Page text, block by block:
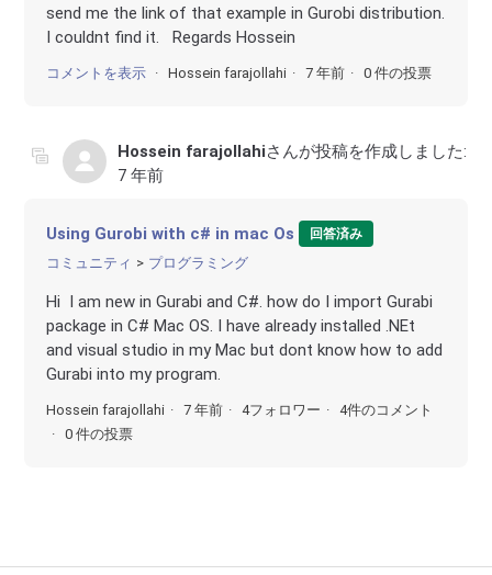
send me the link of that example in Gurobi distribution.
I couldnt find it. Regards Hossein
コメントを表示 Hossein farajollahi 7 年前 0 件の投票
Hossein farajollahiさんが投稿を作成しました:
7 年前
Using Gurobi with c# in mac Os 回答済み
コミュニティ プログラミング
Hi I am new in Gurabi and C#. how do I import Gurabi
package in C# Mac OS. I have already installed .NEt
and visual studio in my Mac but dont know how to add
Gurabi into my program.
Hossein farajollahi 7 年前 4フォロワー
4件のコメント
0 件の投票